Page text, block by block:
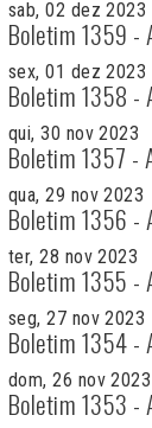
sab, 02 dez 2023
Boletim 1359 -
sex, 01 dez 2023
Boletim 1358 -
qui, 30 nov 2023
Boletim 1357 -
qua, 29 nov 2023
Boletim 1356 -
ter, 28 nov 2023
Boletim 1355 -
seg, 27 nov 2023
Boletim 1354 -
dom, 26 nov 2023
Boletim 1353 -